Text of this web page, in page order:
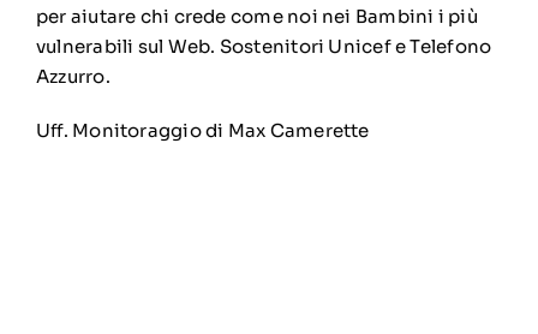
per aiutare chi crede come noi nei Bambini i più
vulnerabili sul Web. Sostenitori Unicef e Telefono
Azzurro.
Uff. Monitoraggio di Max Camerette